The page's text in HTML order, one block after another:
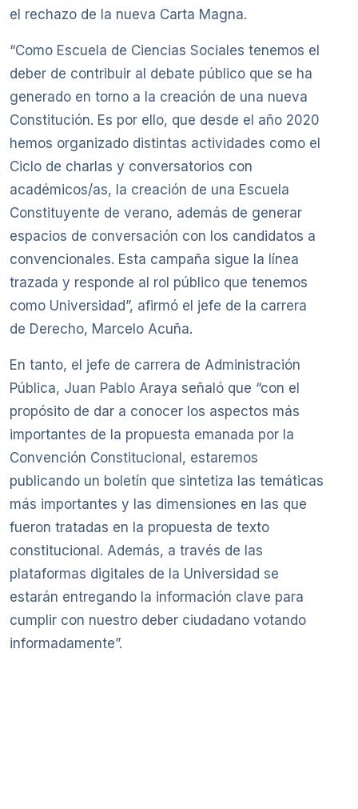
el rechazo de la nueva Carta Magna.
“Como Escuela de Ciencias Sociales tenemos el
deber de contribuir al debate público que se ha
generado en torno a la creación de una nueva
Constitución. Es por ello, que desde el año 2020
hemos organizado distintas actividades como el
Ciclo de charlas y conversatorios con
académicos/as, la creación de una Escuela
Constituyente de verano, además de generar
espacios de conversación con los candidatos a
convencionales. Esta campaña sigue la línea
trazada y responde al rol público que tenemos
como Universidad”, afirmó el jefe de la carrera
de Derecho, Marcelo Acuña.
En tanto, el jefe de carrera de Administración
Pública, Juan Pablo Araya señaló que “con el
propósito de dar a conocer los aspectos más
importantes de la propuesta emanada por la
Convención Constitucional, estaremos
publicando un boletín que sintetiza las temáticas
más importantes y las dimensiones en las que
fueron tratadas en la propuesta de texto
constitucional. Además, a través de las
plataformas digitales de la Universidad se
estarán entregando la información clave para
cumplir con nuestro deber ciudadano votando
informadamente”.